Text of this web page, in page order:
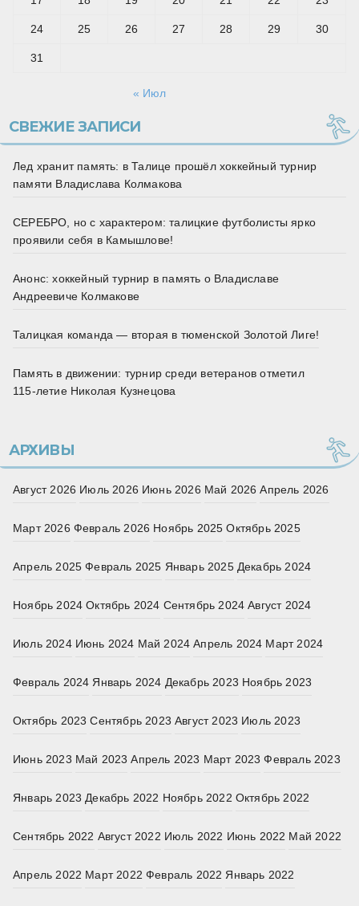
24 25 26 27 28 29 30
31
« Июл
СВЕЖИЕ ЗАПИСИ
Лед хранит память: в Талице прошёл хоккейный турнир
памяти Владислава Колмакова
СЕРЕБРО, но с характером: талицкие футболисты ярко
проявили себя в Камышлове!
Анонс: хоккейный турнир в память о Владиславе
Андреевиче Колмакове
Талицкая команда — вторая в тюменской Золотой Лиге!
Память в движении: турнир среди ветеранов отметил
115‑летие Николая Кузнецова
АРХИВЫ
Август 2026 Июль 2026 Июнь 2026 Май 2026 Апрель 2026
Март 2026 Февраль 2026 Ноябрь 2025 Октябрь 2025
Апрель 2025 Февраль 2025 Январь 2025 Декабрь 2024
Ноябрь 2024 Октябрь 2024 Сентябрь 2024 Август 2024
Июль 2024 Июнь 2024 Май 2024 Апрель 2024 Март 2024
Февраль 2024 Январь 2024 Декабрь 2023 Ноябрь 2023
Октябрь 2023 Сентябрь 2023 Август 2023 Июль 2023
Июнь 2023 Май 2023 Апрель 2023 Март 2023 Февраль 2023
Январь 2023 Декабрь 2022 Ноябрь 2022 Октябрь 2022
Сентябрь 2022 Август 2022 Июль 2022 Июнь 2022 Май 2022
Апрель 2022 Март 2022 Февраль 2022 Январь 2022